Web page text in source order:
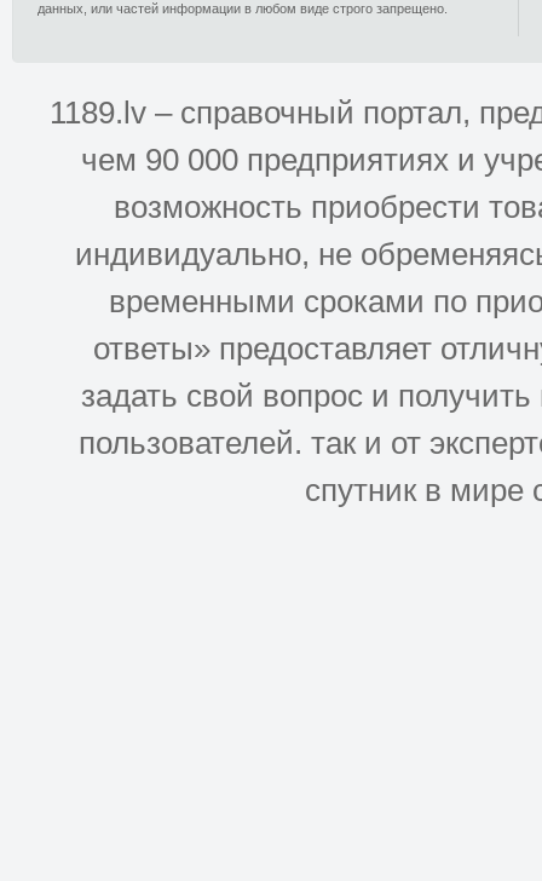
данных, или частей информации в любом виде строго запрещено.
1189.lv – справочный портал,
чем 90 000 предприятиях и
возможность приобрести
индивидуально, не
временными сроками по
ответы» предоставляет
задать свой вопрос и
пользователей. так и от
спутник в